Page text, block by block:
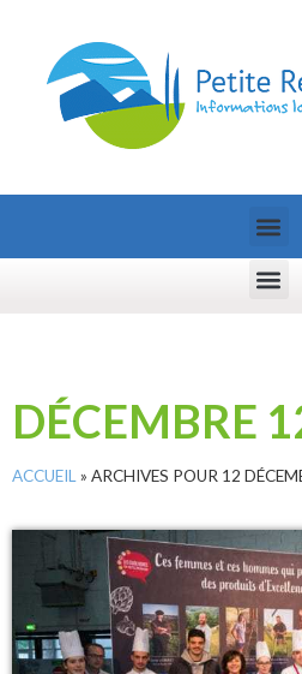
DÉCEMBRE
ACCUEIL » ARCHIVES POUR 12